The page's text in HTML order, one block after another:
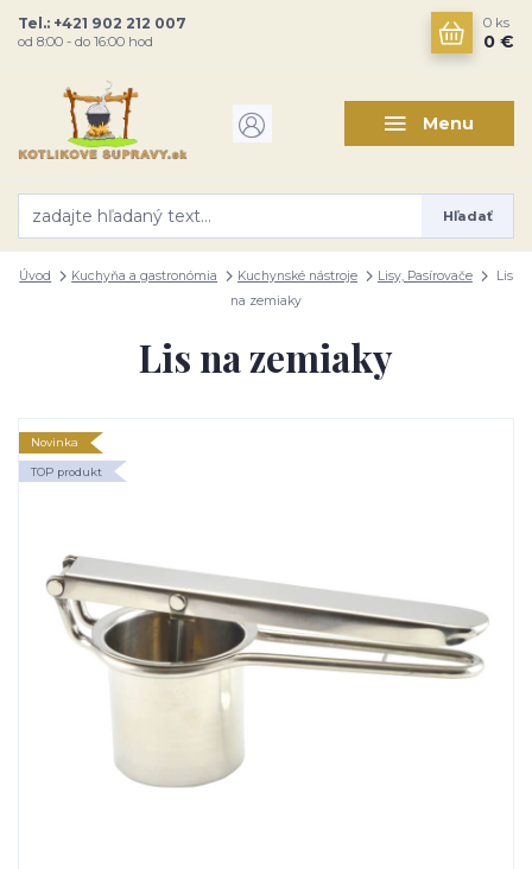
Menu
Hľadať
Tel.: +421 902 212 007
od 8:00 - do 16:00 hod
0 ks
0 €
Úvod Kuchyňa a gastronómia Kuchynské nástroje Lisy, Pasírovače
Lis
na zemiaky
Lis na zemiaky
Novinka
TOP produkt